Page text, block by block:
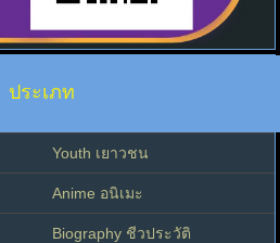
ประเภท
Youth เยาวชน
Anime อนิเมะ
Biography ชีวประวัติ